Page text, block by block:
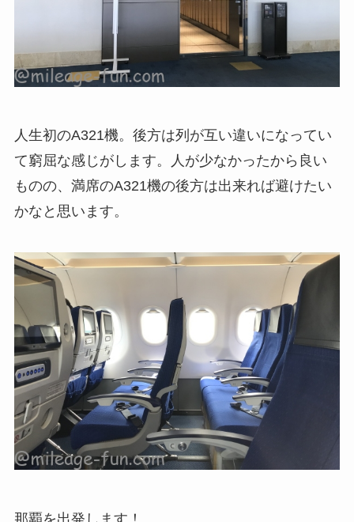
人生初のA321機。後方は列が互い違いになってい
て窮屈な感じがします。人が少なかったから良い
ものの、満席のA321機の後方は出来れば避けたい
かなと思います。
那覇を出発します！